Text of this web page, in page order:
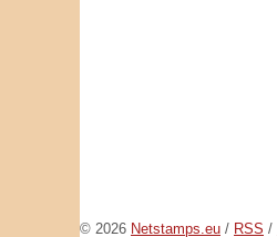
© 2026 Netstamps.eu / RSS /